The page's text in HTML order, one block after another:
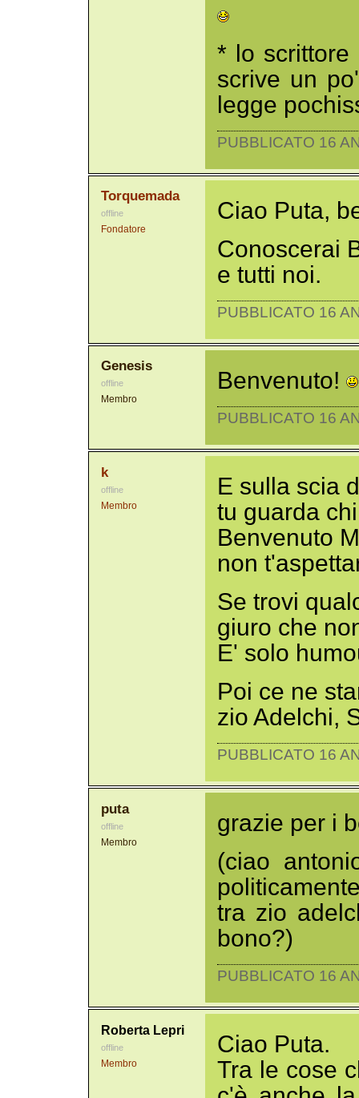
* lo scrittore
scrive un
legge
PUBBLICATO 16
Torquemada
offline
Fondatore
Ciao Puta,
Conoscerai
e tutti noi.
PUBBLICATO 16
Genesis
offline
Membro
Benvenuto!
PUBBLICATO 16
k
offline
Membro
E sulla scia
tu guarda
Benvenuto
non
Se trovi
giuro che
E' solo
Poi ce ne
zio Adelchi,
PUBBLICATO 16
puta
offline
Membro
grazie per i
(ciao
tra zio
bono?)
PUBBLICATO 16
Roberta Lepri
offline
Membro
Ciao Puta.
Tra le cose